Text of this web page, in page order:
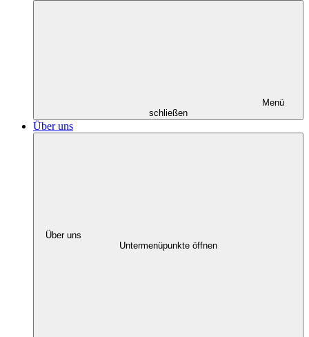
Menü
schließen
Über uns
Über uns
Untermenüpunkte öffnen